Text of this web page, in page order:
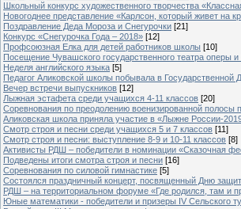
Школьный конкурс художественного творчества
Новогоднее представление «Карлсон, который живет на
Поздравление Деда Мороза и Снегурочки [21]
Конкурс «Снегурочка Года – 2018» [12]
Профсоюзная Елка для детей работников школы [10]
Посещение Чувашского государственного театра оперы и
Неделя английского языка [5]
Педагог Аликовской школы побывала в
Вечер встречи выпускников [12]
Лыжная эстафета среди учащихся 4-11 классов [20]
Cоревнования по преодолению военизированной полосы
Аликовская школа приняла участие в «Лыжне России-
Смотр строя и песни среди учащихся 5 и 7 классов [11]
Смотр строя и песни: выступление 8-9 и 10-11 классов [8]
Активисты РДШ – победители в номинации «Сказочная
Подведены итоги смотра строя и песни [16]
Соревнования по силовой гимнастике [5]
Состоялся праздничный концерт, посвященный Дню
РДШ – на территориальном форуме «Где родился, там и
Юные математики - победители и призеры IV Сельского